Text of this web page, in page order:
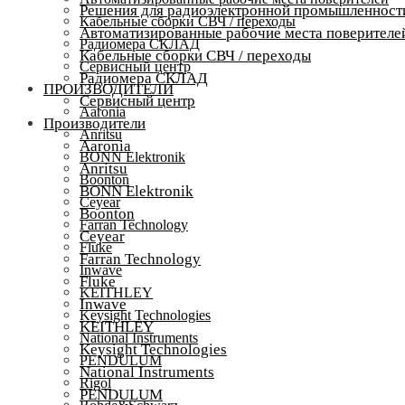
Кабельные сборки СВЧ / переходы
Радиомера СКЛАД
Сервисный центр
ПРОИЗВОДИТЕЛИ
Aaronia
Anritsu
BONN Elektronik
Boonton
Ceyear
Farran Technology
Fluke
Inwave
KEITHLEY
Keysight Technologies
National Instruments
PENDULUM
Rigol
Решения для радиоэлектронной
Автоматизированные рабочие места
Кабельные сборки СВЧ / переходы
Радиомера СКЛАД
Сервисный центр
Производители
Aaronia
Anritsu
BONN Elektronik
Boonton
Ceyear
Farran Technology
Fluke
Inwave
KEITHLEY
Keysight Technologies
National Instruments
PENDULUM